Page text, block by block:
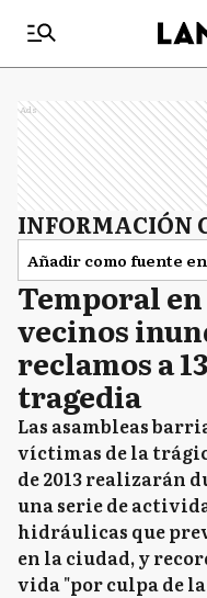
Ads
INFORMACIÓN
Añadir como fuente en
Temporal
vecinos
reclamos a
tragedia
Las asambleas
víctimas de la
de 2013 realizarán
una serie de
hidráulicas que
en la ciudad, y
vida "por culpa de